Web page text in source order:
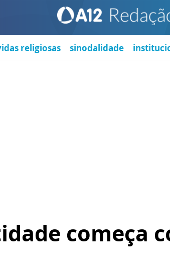
religiosas sinodalidade
começa